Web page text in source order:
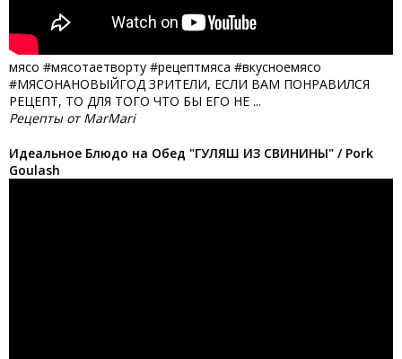
мясо #мясотаетворту #рецептмяса #вкусноемясо
#МЯСОНАНОВЫЙГОД ЗРИТЕЛИ, ЕСЛИ ВАМ ПОНРАВИЛСЯ
РЕЦЕПТ, ТО ДЛЯ ТОГО ЧТО БЫ ЕГО НЕ ...
Рецепты от MarMari
Идеальное Блюдо на Обед "ГУЛЯШ ИЗ СВИНИНЫ" / Pork
Goulash